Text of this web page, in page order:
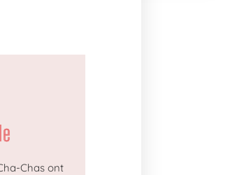
Chas ont